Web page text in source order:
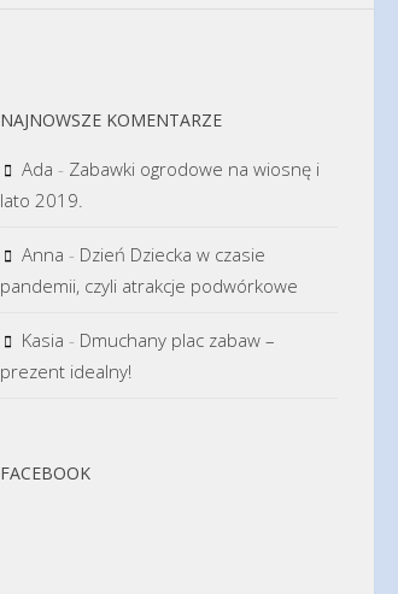
NAJNOWSZE KOMENTARZE
Ada - Zabawki ogrodowe na wiosnę i
lato 2019.
Anna - Dzień Dziecka w czasie
pandemii, czyli atrakcje podwórkowe
Kasia - Dmuchany plac zabaw –
prezent idealny!
FACEBOOK